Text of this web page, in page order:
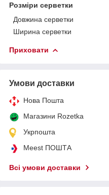
Розміри серветки
Довжина серветки
Ширина серветки
Приховати
Умови доставки
Нова Пошта
Магазини Rozetka
Укрпошта
Meest ПОШТА
Всі умови доставки